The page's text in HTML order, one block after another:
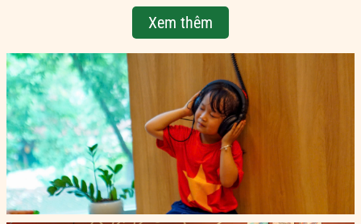
Xem thêm